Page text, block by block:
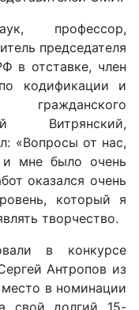
профессор,
председателя
в отставке, член
кодификации и
Витрянский,
«Вопросы от нас,
мне было очень
оказался очень
который я
творчество.
в конкурсе
Антропов из
в номинации
свой долгий 15-